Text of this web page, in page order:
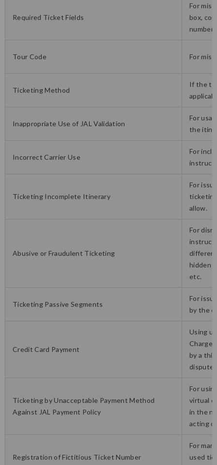
Required Ticket Fields
For
box,
number,
Tour Code For
Ticketing Method
If the
Inappropriate Use of JAL Validation
For
the
Incorrect Carrier Use
For
Ticketing Incomplete Itinerary
For
allow.
Abusive or Fraudulent Ticketing
For
hidden
etc.
Ticketing Passive Segments
For
by the
Credit Card Payment
Using
Charge
by a
dispute
Ticketing by Unacceptable Payment Method
Against JAL Payment Policy
For
virtual
in the
acting
Registration of Fictitious Ticket Number
For
used